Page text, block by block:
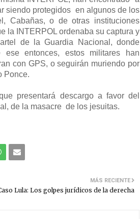
siendo protegidos en algunos de los
Cabañas, o de otras instituciones
la INTERPOL ordenaba su captura y
de la Guardia Nacional, donde
ese entonces, estos militares han
con GPS, o seguirán muriendo por
Ponce.
presentará descargo a favor del
de la masacre de los jesuitas.
MÁS RECIENTE
Lula: Los golpes jurídicos de la derecha